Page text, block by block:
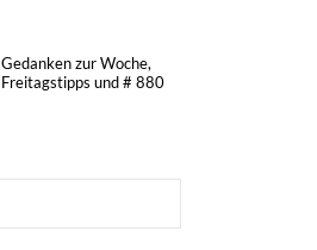
Gedanken zur Woche,
Freitagstipps und # 880